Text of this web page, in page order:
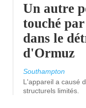
Un autre
touché
dans le
d'Ormuz
Southampton
L'appareil a causé
structurels limités.